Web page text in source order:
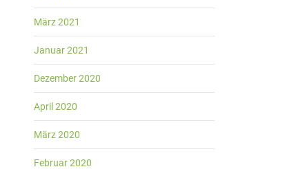
März 2021
Januar 2021
Dezember 2020
April 2020
März 2020
Februar 2020